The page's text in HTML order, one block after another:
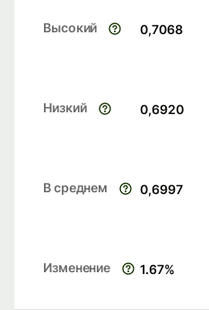
Высокий 0,7068
Низкий 0,6920
В среднем 0,6997
Изменение 1.67%